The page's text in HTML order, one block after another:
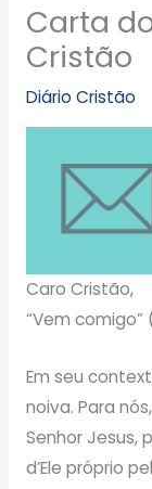
Carta
Cristão
Diário Cristão
Caro Cristão,
“Vem
Em seu
noiva. Para
Senhor Jesus,
d’Ele próprio